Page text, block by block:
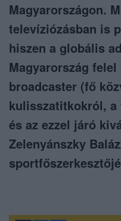
Magyarországon.
televíziózásban is
hiszen a globális
Magyarország
broadcaster (fő
kulisszatitkokról,
és az ezzel járó
Zelenyánszky